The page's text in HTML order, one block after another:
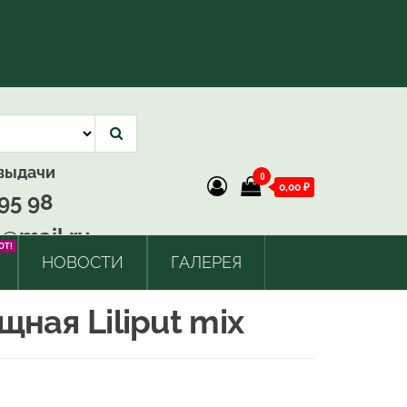
98
0
0,00 ₽
НОВОСТИ ГАЛЕРЕЯ
Liliput mix